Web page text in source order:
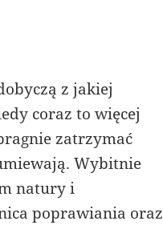
z jakiej
coraz to więcej
zatrzymać
Wybitnie
natury i
poprawiania oraz